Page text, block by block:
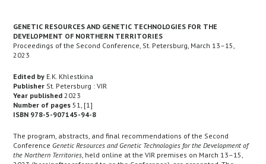
GENETIC RESOURCES AND GENETIC TECHNOLOGIES FOR THE
DEVELOPMENT OF NORTHERN TERRITORIES
Proceedings of the Second Conference, St. Petersburg, March 13–15,
2023
Edited by E.K. Khlestkina
Publisher St. Petersburg : VIR
Year published 2023
Number of pages 51, [1]
ISBN 978-5-907145-94-8
The program, abstracts, and final recommendations of the Second
Conference Genetic Resources and Genetic Technologies for the Development of
the Northern Territories, held online at the VIR premises on March 13–15,